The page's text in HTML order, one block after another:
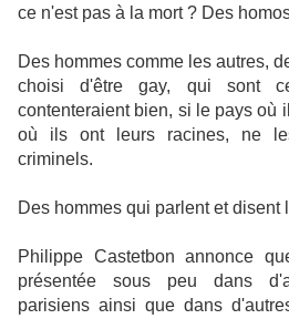
ce n'est pas à la mort ? Des
Des hommes comme les autres,
choisi d'être gay, qui sont
contenteraient bien, si le pays où
où ils ont leurs racines, ne
criminels.
Des hommes qui parlent et disent
Philippe Castetbon annonce
présentée sous peu dans
parisiens ainsi que dans